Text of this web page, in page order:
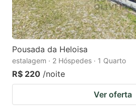
Pousada da Heloisa
estalagem · 2 Hóspedes · 1 Quarto
R$ 220 /noite
Ver oferta